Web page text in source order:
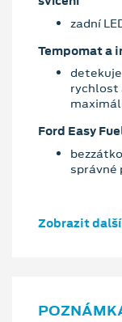
zadní
Tempomat a
rychlost
Ford Easy
správné
Zobrazit